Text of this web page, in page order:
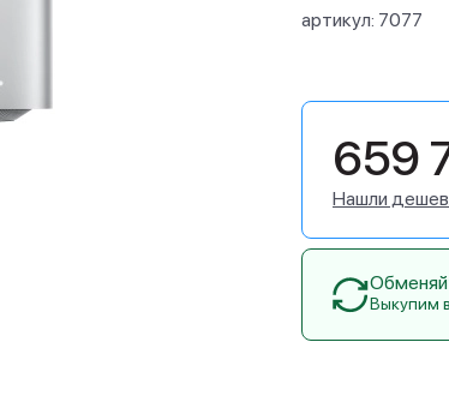
артикул: 7077
659
Нашли
Выкупим